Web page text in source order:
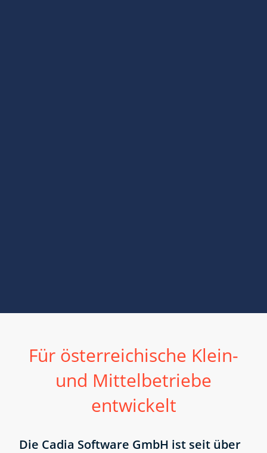
Für österreichische Klein-
und Mittelbetriebe
entwickelt
Die Cadia Software GmbH ist seit über